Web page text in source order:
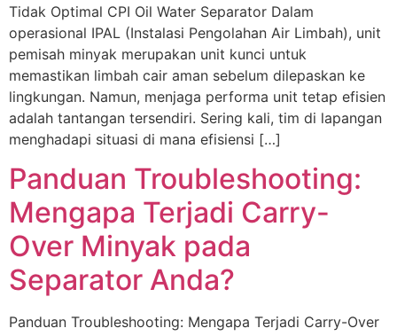
Tidak Optimal CPI Oil Water Separator Dalam
operasional IPAL (Instalasi Pengolahan Air Limbah), unit
pemisah minyak merupakan unit kunci untuk
memastikan limbah cair aman sebelum dilepaskan ke
lingkungan. Namun, menjaga performa unit tetap efisien
adalah tantangan tersendiri. Sering kali, tim di lapangan
menghadapi situasi di mana efisiensi […]
Panduan Troubleshooting:
Mengapa Terjadi Carry-
Over Minyak pada
Separator Anda?
Panduan Troubleshooting: Mengapa Terjadi Carry-Over